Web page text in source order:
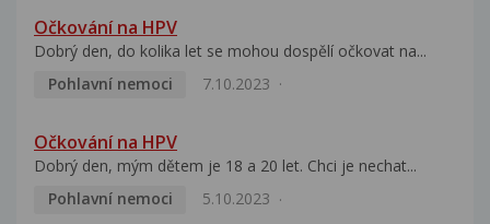
Očkování na HPV
Dobrý den, do kolika let se mohou dospělí očkovat na...
Pohlavní nemoci
7.10.2023
Očkování na HPV
Dobrý den, mým dětem je 18 a 20 let. Chci je nechat...
Pohlavní nemoci
5.10.2023